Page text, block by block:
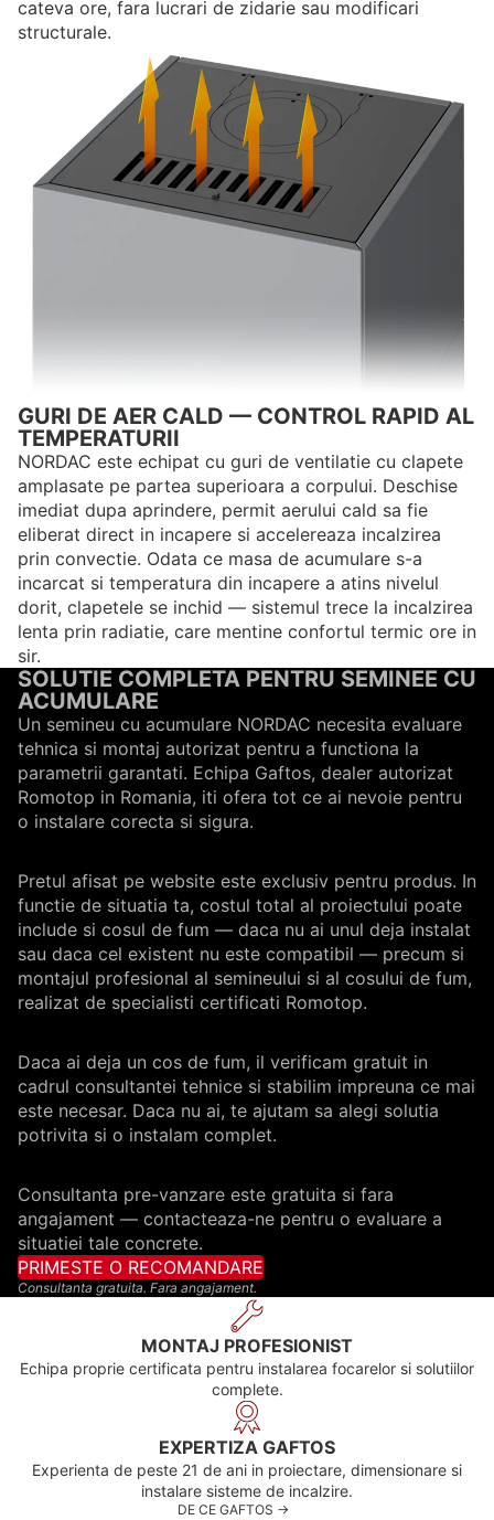
cateva ore, fara lucrari de zidarie sau modificari
structurale.
GURI DE AER CALD — CONTROL RAPID AL
TEMPERATURII
NORDAC este echipat cu guri de ventilatie cu clapete
amplasate pe partea superioara a corpului. Deschise
imediat dupa aprindere, permit aerului cald sa fie
eliberat direct in incapere si accelereaza incalzirea
prin convectie. Odata ce masa de acumulare s-a
incarcat si temperatura din incapere a atins nivelul
dorit, clapetele se inchid — sistemul trece la incalzirea
lenta prin radiatie, care mentine confortul termic ore in
sir.
SOLUTIE COMPLETA PENTRU SEMINEE CU
ACUMULARE
Un semineu cu acumulare NORDAC necesita evaluare
tehnica si montaj autorizat pentru a functiona la
parametrii garantati. Echipa Gaftos, dealer autorizat
Romotop in Romania, iti ofera tot ce ai nevoie pentru
o instalare corecta si sigura.
Pretul afisat pe website este exclusiv pentru produs. In
functie de situatia ta, costul total al proiectului poate
include si cosul de fum — daca nu ai unul deja instalat
sau daca cel existent nu este compatibil — precum si
montajul profesional al semineului si al cosului de fum,
realizat de specialisti certificati Romotop.
Daca ai deja un cos de fum, il verificam gratuit in
cadrul consultantei tehnice si stabilim impreuna ce mai
este necesar. Daca nu ai, te ajutam sa alegi solutia
potrivita si o instalam complet.
Consultanta pre-vanzare este gratuita si fara
angajament — contacteaza-ne pentru o evaluare a
situatiei tale concrete.
PRIMESTE O RECOMANDARE
Consultanta gratuita. Fara angajament.
MONTAJ PROFESIONIST
Echipa proprie certificata pentru instalarea focarelor si solutiilor
complete.
EXPERTIZA GAFTOS
Experienta de peste 21 de ani in proiectare, dimensionare si
instalare sisteme de incalzire.
DE CE GAFTOS ->